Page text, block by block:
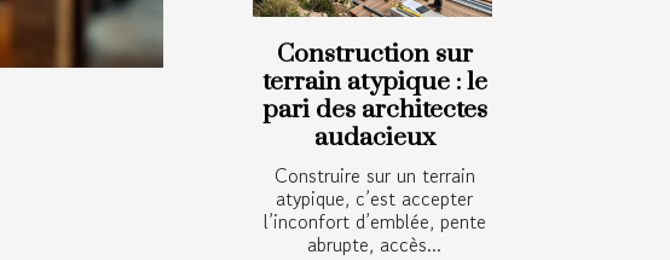
Construction sur
terrain atypique : le
pari des architectes
audacieux
Construire sur un terrain
atypique, c’est accepter
l’inconfort d’emblée, pente
abrupte, accès...